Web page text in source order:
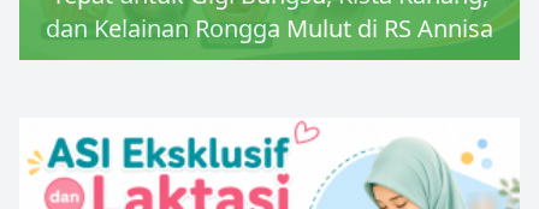
dan Kelainan Rongga Mulut di RS Annisa